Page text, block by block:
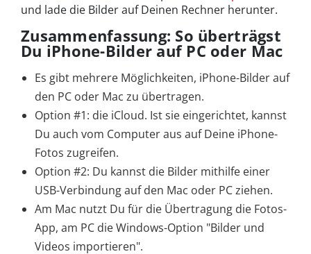
und lade die Bilder auf Deinen Rechner herunter.
Zusammenfassung: So überträgst
Du iPhone-Bilder auf PC oder Mac
Es gibt mehrere Möglichkeiten, iPhone-Bilder auf
den PC oder Mac zu übertragen.
Option #1: die iCloud. Ist sie eingerichtet, kannst
Du auch vom Computer aus auf Deine iPhone-
Fotos zugreifen.
Option #2: Du kannst die Bilder mithilfe einer
USB-Verbindung auf den Mac oder PC ziehen.
Am Mac nutzt Du für die Übertragung die Fotos-
App, am PC die Windows-Option "Bilder und
Videos importieren".